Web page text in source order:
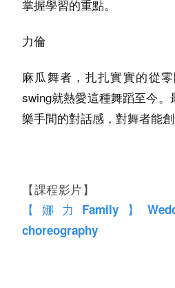
掌握學習的重點。
力倫
麻瓜舞者，扎扎實實的從
swing就熱愛這種舞蹈至今
樂手間的對話感，對舞者能創
【課程影片】
【娜力Family】
choreography